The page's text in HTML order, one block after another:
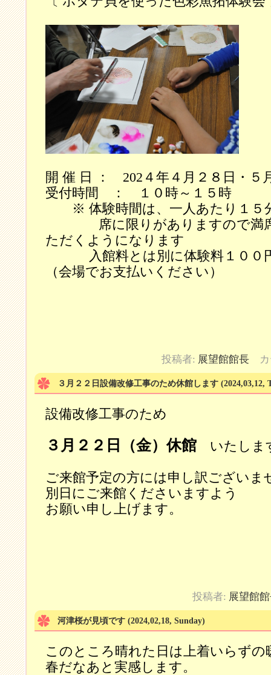
開 催 日 ： 202４年４月２８日・５
受付時間 ： １０時～１５時
※ 体験時間は、一人あたり１５
席に限りがありますので満席
ただくようになります
入館料とは別に体験料１００
（会場でお支払いください）
投稿者: 展望館館長 カ
３月２２日設備改修工事のため休館します (2024,03,12,
設備改修工事のため
３月２２日（金）休館 いたしま
ご来館予定の方には申し訳ございま
別日にご来館くださいますよう
お願い申し上げます。
投稿者: 展望館
河津桜が見頃です (2024,02,18, Sunday)
このところ晴れた日は上着いらずの
春だなあと実感します。